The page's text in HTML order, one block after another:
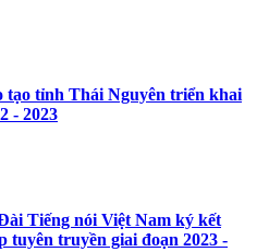
tạo tỉnh Thái Nguyên triển khai
- 2023
Tiếng nói Việt Nam ký kết
truyền giai đoạn 2023 -